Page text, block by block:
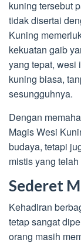
kuning tersebut
tidak disertai
Kuning
kekuatan gaib
yang tepat, wesi
kuning biasa,
sesungguhnya.
Dengan
Magis Wesi
budaya, tetapi
mistis yang
Sederet
Kehadiran
tetap sangat
orang masih